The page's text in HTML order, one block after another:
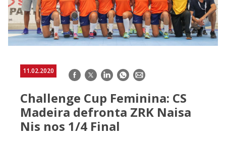
11.02.2020 Facebook
TwitterLinkedInWhatsApp
E-
Challenge Cup Feminina: CS
Madeira defronta ZRK Naisa
Nis nos 1/4 Final